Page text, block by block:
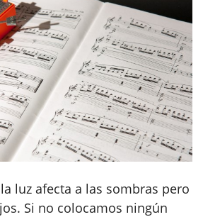
luz afecta a las sombras pero
Si no colocamos ningún